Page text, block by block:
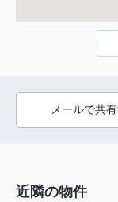
メールで共
近隣の物件